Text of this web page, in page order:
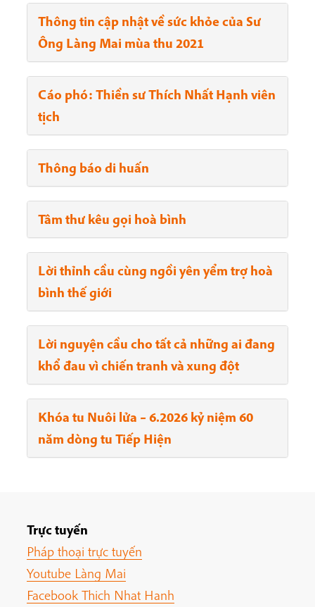
Thông tin cập nhật về sức khỏe của Sư
Ông Làng Mai mùa thu 2021
Cáo phó: Thiền sư Thích Nhất Hạnh viên
tịch
Thông báo di huấn
Tâm thư kêu gọi hoà bình
Lời thỉnh cầu cùng ngồi yên yểm trợ hoà
bình thế giới
Lời nguyện cầu cho tất cả những ai đang
khổ đau vì chiến tranh và xung đột
Khóa tu Nuôi lửa – 6.2026 kỷ niệm 60
năm dòng tu Tiếp Hiện
Trực tuyến
Pháp thoại trực tuyến
Youtube Làng Mai
Facebook Thich Nhat Hanh